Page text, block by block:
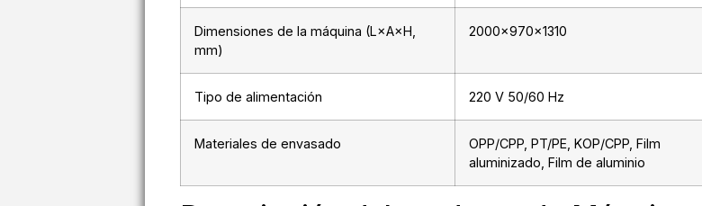
Dimensiones de la máquina (L×A×H,
mm)
2000×970×1310
Tipo de alimentación 220 V 50/60 Hz
Materiales de envasado
OPP/CPP, PT/PE, KOP/CPP, Film
aluminizado, Film de aluminio